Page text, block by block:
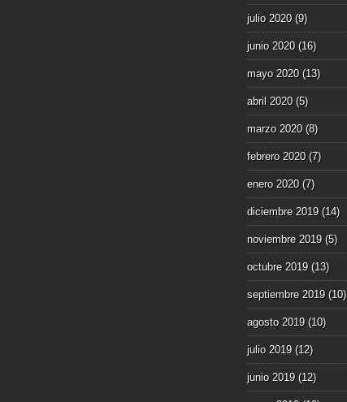
julio 2020(9)
junio 2020(16)
mayo 2020(13)
abril 2020(5)
marzo 2020(8)
febrero 2020(7)
enero 2020(7)
diciembre 2019(14)
noviembre 2019(5)
octubre 2019(13)
septiembre 2019(10)
agosto 2019(10)
julio 2019(12)
junio 2019(12)